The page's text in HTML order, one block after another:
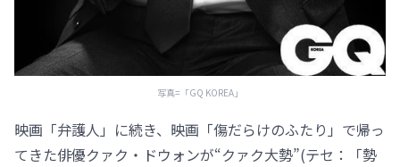
写真=「GQ KOREA」
映画「弁護人」に続き、映画「傷だらけのふたり」で帰っ
てきた俳優クァク・ドウォンが“クァク大勢”(テセ：「勢